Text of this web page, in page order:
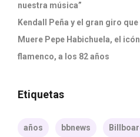
nuestra música”
Kendall Peña y el gran giro
Muere Pepe Habichuela, el
flamenco, a los 82 años
Etiquetas
años bbnews